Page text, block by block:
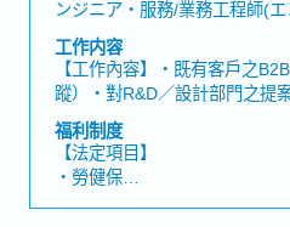
ンジニア・服務/業務工程師(エ
ービス/セールスエンジニア・
ア(機械)), 商品/生産技術開発
(法人)・業務(法人)
工作内容
【工作內容】・既有客戶之
蹤）・對R&D／設計部門之提
入）・報價／提案書製作，KPI
均單價）・CRM更新，內外部
Excel（VLOOKUP／樞紐分析
景、於亞洲多地設點之電子元
與技術支援功能【組織結構】
福利制度
【法定項目】
・勞健保